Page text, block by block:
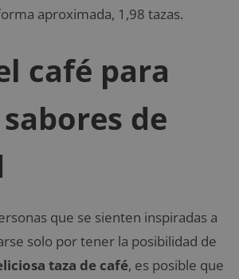
aproximada, 1,98 tazas.
café para
de
que se sienten inspiradas a
solo por tener la posibilidad de
taza de café, es posible que